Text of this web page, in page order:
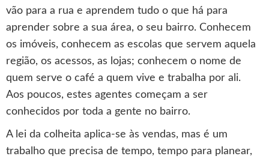
vão para a rua e aprendem tudo o que há para
aprender sobre a sua área, o seu bairro. Conhecem
os imóveis, conhecem as escolas que servem aquela
região, os acessos, as lojas; conhecem o nome de
quem serve o café a quem vive e trabalha por ali.
Aos poucos, estes agentes começam a ser
conhecidos por toda a gente no bairro.
A lei da colheita aplica-se às vendas, mas é um
trabalho que precisa de tempo, tempo para planear,